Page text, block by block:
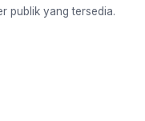
publik yang tersedia.